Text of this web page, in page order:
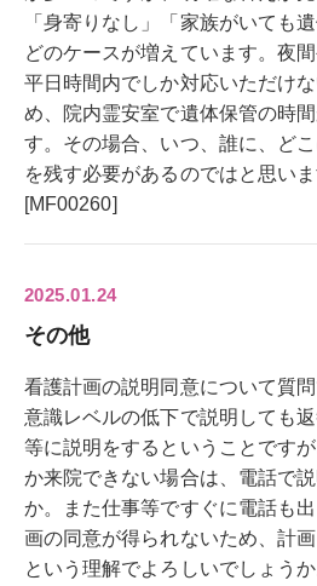
「身寄りなし」「家族がいても
どのケースが増えています。夜
平日時間内でしか対応いただけ
め、院内霊安室で遺体保管の時
す。その場合、いつ、誰に、ど
を残す必要があるのではと思い
[MF00260]
2025.01.24
その他
看護計画の説明同意について質
意識レベルの低下で説明しても
等に説明をするということです
か来院できない場合は、電話で
か。また仕事等ですぐに電話も
画の同意が得られないため、計
という理解でよろしいでしょう